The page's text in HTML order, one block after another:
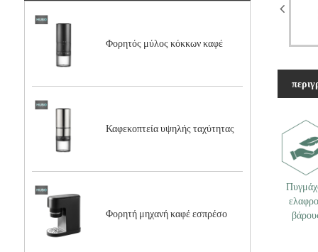
Φορητός μύλος κόκκων καφέ
Καφεκοπτεία υψηλής ταχύτητας
Φορητή μηχανή καφέ εσπρέσο